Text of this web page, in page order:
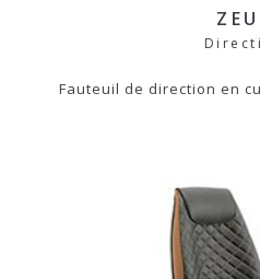
Fauteuil de direction en